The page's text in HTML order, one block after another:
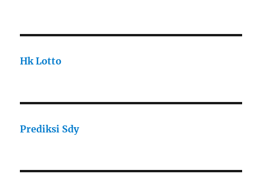
Hk Lotto
Prediksi Sdy